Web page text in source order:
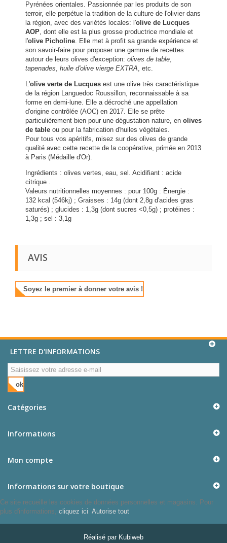
Pyrénées orientales. Passionnée par les produits de son
terroir, elle perpétue la tradition de la culture de l'olivier dans
la région, avec des variétés locales: l'olive de Lucques
AOP, dont elle est la plus grosse productrice mondiale et
l'olive Picholine. Elle met à profit sa grande expérience et
son savoir-faire pour proposer une gamme de recettes
autour de leurs olives d'exception: olives de table,
tapenades, huile d'olive vierge EXTRA, etc.
L'olive verte de Lucques est une olive très caractéristique
de la région Languedoc Roussillon, reconnaissable à sa
forme en demi-lune. Elle a décroché une appellation
d'origine contrôlée (AOC) en 2017. Elle se prête
particulièrement bien pour une dégustation nature, en olives
de table ou pour la fabrication d'huiles végétales.
Pour tous vos apéritifs, misez sur des olives de grande
qualité avec cette recette de la coopérative, primée en 2013
à Paris (Médaille d'Or).
Ingrédients : olives vertes, eau, sel. Acidifiant : acide
citrique .
Valeurs nutritionnelles moyennes : pour 100g : Énergie :
132 kcal (546kj) ; Graisses : 14g (dont 2,8g d'acides gras
saturés) ; glucides : 1,3g (dont sucres <0,5g) ; protéines :
1,3g ; sel : 3,1g
AVIS
Soyez le premier à donner votre avis !
LETTRE D'INFORMATIONS
ok
Catégories
Informations
Mon compte
Informations sur votre boutique
Ce site recueille les cookies de données personnelles et magasins. Pour
plus d'informations, cliquez ici. Autorise tout
Réalisé par Kubiweb